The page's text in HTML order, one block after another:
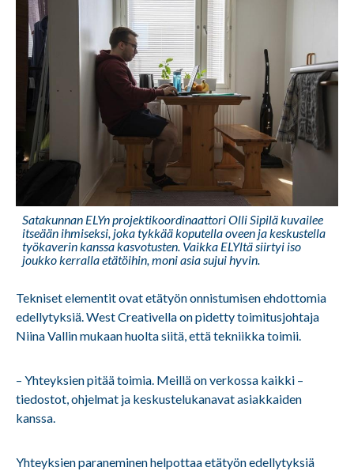
Satakunnan ELYn projektikoordinaattori Olli Sipilä kuvailee
itseään ihmiseksi, joka tykkää koputella oveen ja keskustella
työkaverin kanssa kasvotusten. Vaikka ELYltä siirtyi iso
joukko kerralla etätöihin, moni asia sujui hyvin.
Tekniset elementit ovat etätyön onnistumisen ehdottomia
edellytyksiä. West Creativella on pidetty toimitusjohtaja
Niina Vallin mukaan huolta siitä, että tekniikka toimii.
– Yhteyksien pitää toimia. Meillä on verkossa kaikki –
tiedostot, ohjelmat ja keskustelukanavat asiakkaiden
kanssa.
Yhteyksien paraneminen helpottaa etätyön edellytyksiä